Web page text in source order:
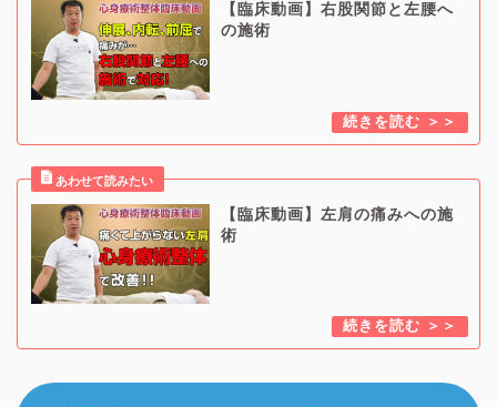
【臨床動画】右股関節と左腰へ
の施術
【臨床動画】左肩の痛みへの施
術